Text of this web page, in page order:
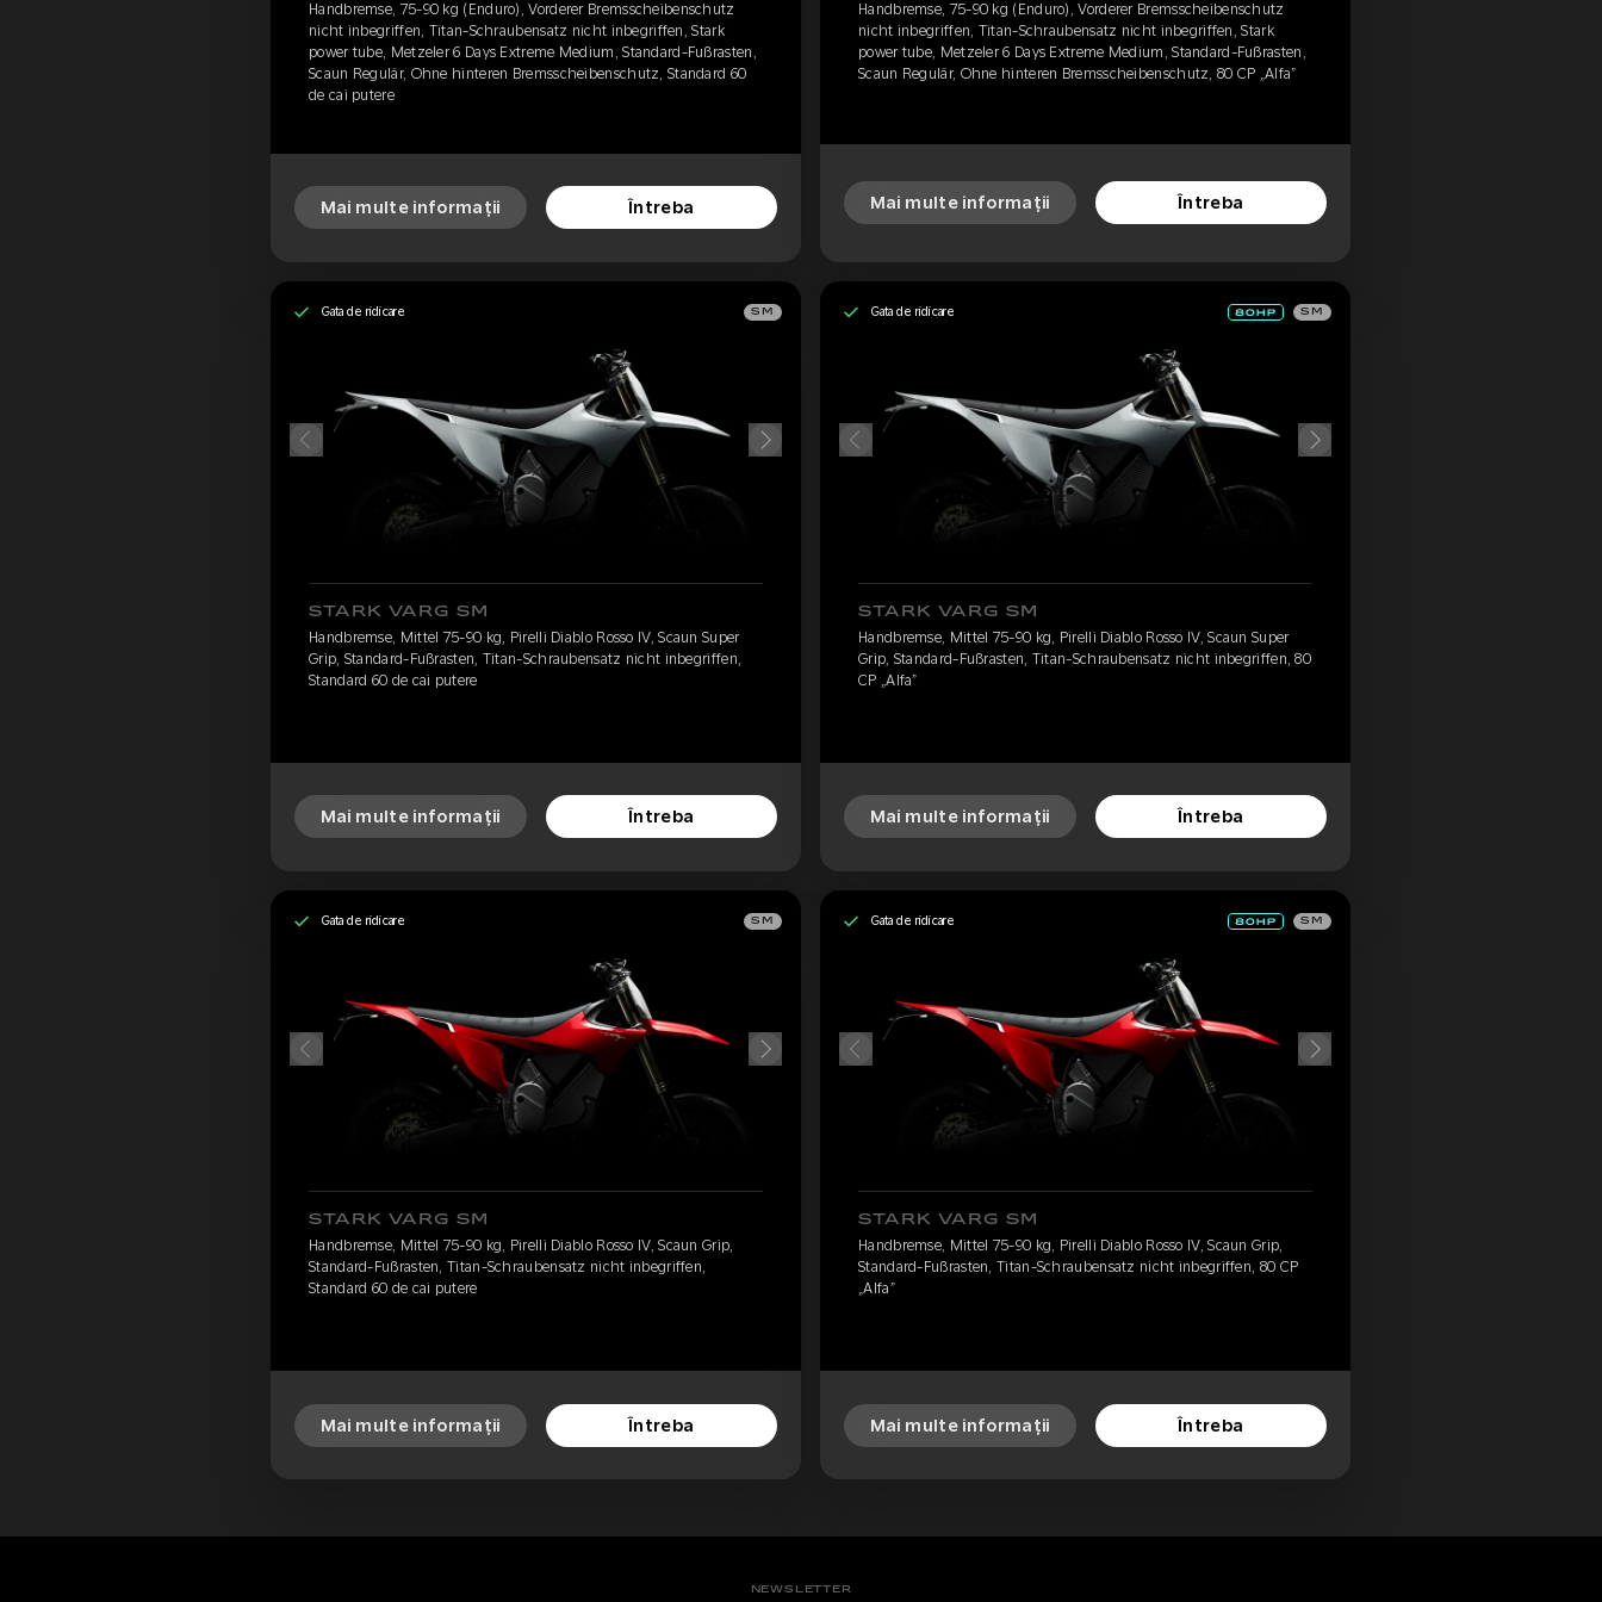
Handbremse, 75-90 kg (Enduro), Vorderer Bremsscheibenschutz
nicht inbegriffen, Titan-Schraubensatz nicht inbegriffen, Stark
power tube, Metzeler 6 Days Extreme Medium, Standard-Fußrasten,
Scaun Regulär, Ohne hinteren Bremsscheibenschutz, Standard 60
de cai putere
Mai multe informații Întreba
Handbremse, 75-90 kg (Enduro), Vorderer Bremsscheibenschutz
nicht inbegriffen, Titan-Schraubensatz nicht inbegriffen, Stark
power tube, Metzeler 6 Days Extreme Medium, Standard-Fußrasten,
Scaun Regulär, Ohne hinteren Bremsscheibenschutz, 80 CP „Alfa”
Mai multe informații Întreba
Gata de ridicare SM
STARK VARG SM
Handbremse, Mittel 75-90 kg, Pirelli Diablo Rosso IV, Scaun Super
Grip, Standard-Fußrasten, Titan-Schraubensatz nicht inbegriffen,
Standard 60 de cai putere
Mai multe informații Întreba
Gata de ridicare SM
STARK VARG SM
Handbremse, Mittel 75-90 kg, Pirelli Diablo Rosso IV, Scaun Super
Grip, Standard-Fußrasten, Titan-Schraubensatz nicht inbegriffen, 80
CP „Alfa”
Mai multe informații Întreba
Gata de ridicare SM
STARK VARG SM
Handbremse, Mittel 75-90 kg, Pirelli Diablo Rosso IV, Scaun Grip,
Standard-Fußrasten, Titan-Schraubensatz nicht inbegriffen,
Standard 60 de cai putere
Mai multe informații Întreba
Gata de ridicare SM
STARK VARG SM
Handbremse, Mittel 75-90 kg, Pirelli Diablo Rosso IV, Scaun Grip,
Standard-Fußrasten, Titan-Schraubensatz nicht inbegriffen, 80 CP
„Alfa”
Mai multe informații Întreba
NEWSLETTER